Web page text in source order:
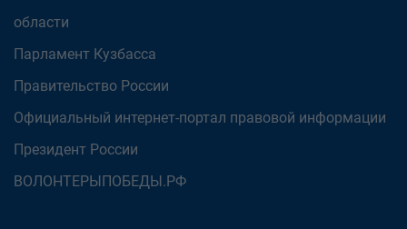
области
Парламент Кузбасса
Правительство России
Официальный интернет-портал правовой информации
Президент России
ВОЛОНТЕРЫПОБЕДЫ.РФ